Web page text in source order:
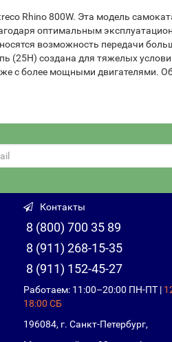
Rhino 800W. Эта модель
оптимальным
возможность передачи
(25H) создана для тяжелых
с более мощными двигателями.
Контакты
8 (800) 700 35 89
8 (911) 268-15-35
8 (911) 152-45-27
Работаем: 11:00–20:00 ПН-ПТ |
18:00 СБ
196084, г. Санкт-Петербург,